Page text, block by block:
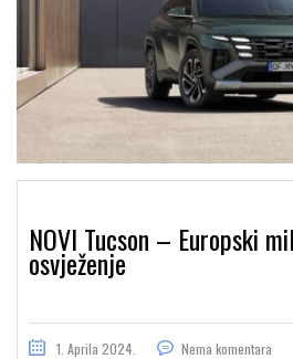
NOVI Tucson – Europski
osvježenje
1. Aprila 2024. Nema komentara